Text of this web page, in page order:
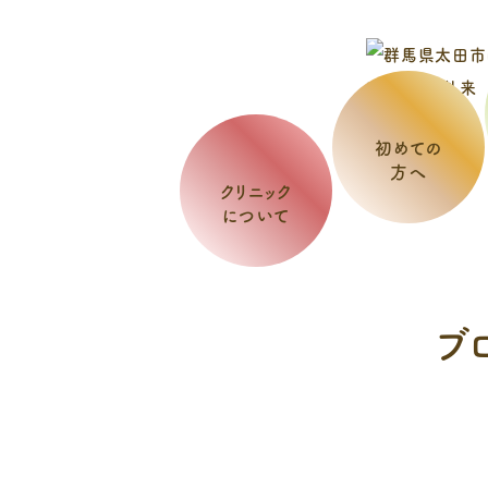
クリニック
について
初めての
方へ
ブ